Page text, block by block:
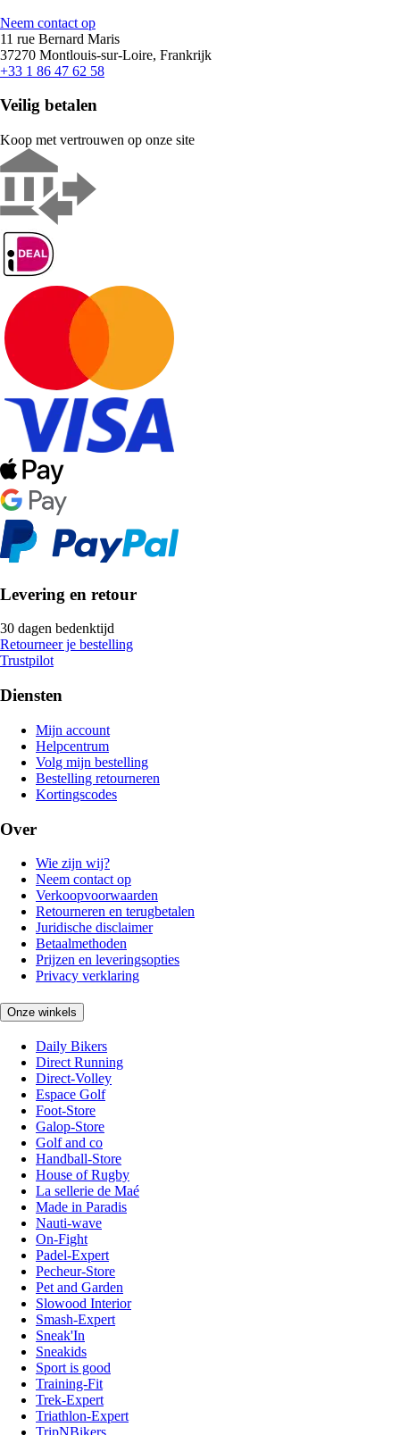
Neem contact op
11 rue Bernard Maris
37270 Montlouis-sur-Loire, Frankrijk
+33 1 86 47 62 58
Veilig betalen
Koop met vertrouwen op onze site
Levering en retour
30 dagen bedenktijd
Retourneer je bestelling
Trustpilot
Diensten
Mijn account
Helpcentrum
Volg mijn bestelling
Bestelling retourneren
Kortingscodes
Over
Wie zijn wij?
Neem contact op
Verkoopvoorwaarden
Retourneren en terugbetalen
Juridische disclaimer
Betaalmethoden
Prijzen en leveringsopties
Privacy verklaring
Onze winkels
Daily Bikers
Direct Running
Direct-Volley
Espace Golf
Foot-Store
Galop-Store
Golf and co
Handball-Store
House of Rugby
La sellerie de Maé
Made in Paradis
Nauti-wave
On-Fight
Padel-Expert
Pecheur-Store
Pet and Garden
Slowood Interior
Smash-Expert
Sneak'In
Sneakids
Sport is good
Training-Fit
Trek-Expert
Triathlon-Expert
TripNBikers